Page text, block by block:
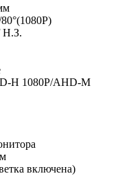
H 1080P/AHD-M
включена)